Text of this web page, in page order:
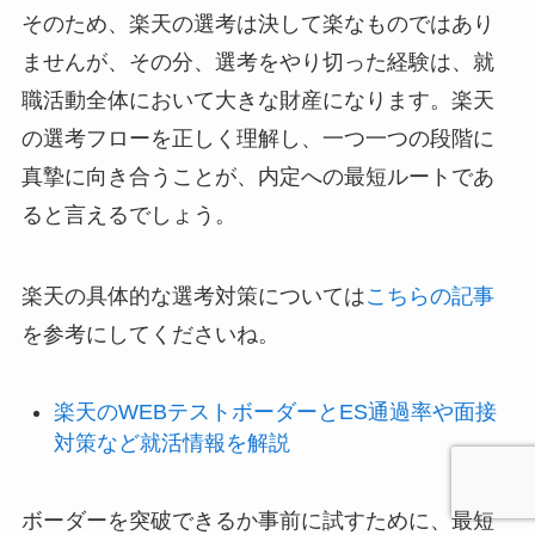
そのため、楽天の選考は決して楽なものではあり
ませんが、その分、選考をやり切った経験は、就
職活動全体において大きな財産になります。楽天
の選考フローを正しく理解し、一つ一つの段階に
真摯に向き合うことが、内定への最短ルートであ
ると言えるでしょう。
楽天の具体的な選考対策についてはこちらの記事
を参考にしてくださいね。
楽天のWEBテストボーダーとES通過率や面接
対策など就活情報を解説
ボーダーを突破できるか事前に試すために、最短